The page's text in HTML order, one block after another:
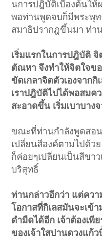
นการปฎิบัติเบื้องต้นให้
พอท่านพูดจบก็มีพระพุท
สมาธิปรากฎขึ้นมา ท่า
เริ่มแรกในการปฎิบัติ จิ
ตัณหา จึงทำให้จิตใจข
ขัดเกลาจิตตัวเองจาก
เราปฎิบัติไปได้พอสมค
สะอาดขึ้น เริ่มเบาบาง
ขณะที่ท่านกำลังพูดสอ
เปลี่ยนสีองค์ตามไปด้ว
ก็ค่อยๆเปลี่ยนเป็นสีขา
บริสุทธิ์
ท่านกล่าวอีกว่า แต่คว
โอกาสที่กิเลสมันจะเข้
ดำมืดได้อีก เจ้าต้องเ
ของเจ้าใสปานดวงแก้ว